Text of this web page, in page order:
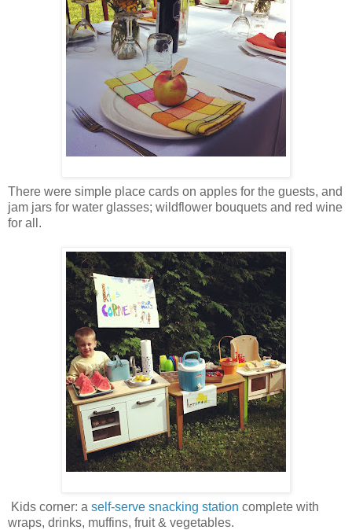
There were simple place cards on apples for the guests, and
jam jars for water glasses; wildflower bouquets and red wine
for all.
Kids corner: a self-serve snacking station complete with
wraps, drinks, muffins, fruit & vegetables.